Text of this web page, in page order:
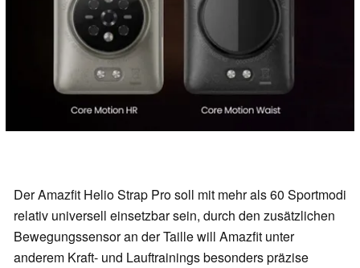
Der Amazfit Helio Strap Pro soll mit mehr als 60 Sportmodi
relativ universell einsetzbar sein, durch den zusätzlichen
Bewegungssensor an der Taille will Amazfit unter
anderem Kraft- und Lauftrainings besonders präzise